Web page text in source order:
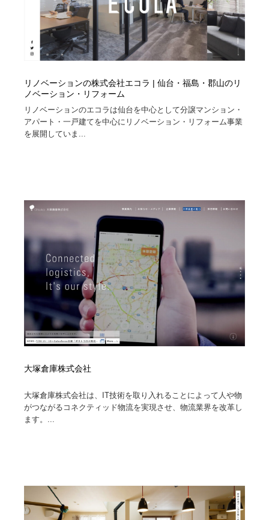
リノベーションの株式会社エコラ | 仙台・福島・郡山のリ
ノベーション・リフォーム
リノベーションのエコラは仙台を中心として分譲マンション・
アパート・一戸建てを中心にリノベーション・リフォーム事業
を展開していま...
大塚倉庫株式会社
大塚倉庫株式会社は、IT技術を取り入れることによって人や物
がつながるコネクティッド物流を実現させ、物流業界を改革し
ます。...